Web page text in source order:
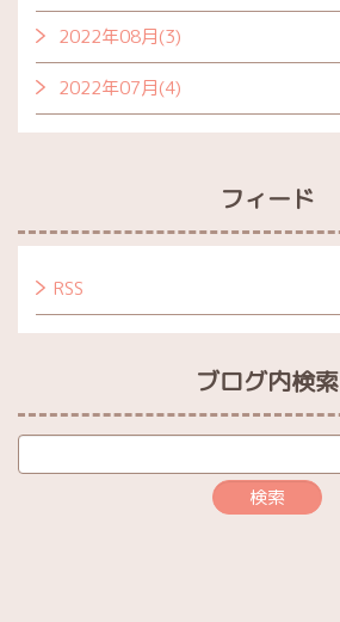
2022年08月(3)
2022年07月(4)
フィード
RSS
ブログ内検索